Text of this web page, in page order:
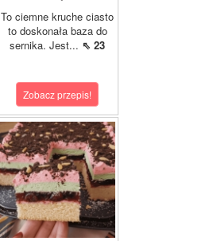
To ciemne kruche ciasto
to doskonała baza do
sernika. Jest... ⇖ 23
Zobacz przepis!